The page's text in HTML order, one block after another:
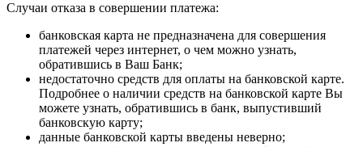
Случаи отказа в совершении платежа:
банковская карта не предназначена для совершения
платежей через интернет, о чем можно узнать,
обратившись в Ваш Банк;
недостаточно средств для оплаты на банковской карте.
Подробнее о наличии средств на банковской карте Вы
можете узнать, обратившись в банк, выпустивший
банковскую карту;
данные банковской карты введены неверно;